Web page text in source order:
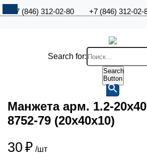
+7 (846) 312-02-80 +7 (846) 312-02-
Search for:
Search
Button
Манжета арм. 1.2-
8752-79 (20х40х10)
30 ₽ /шт